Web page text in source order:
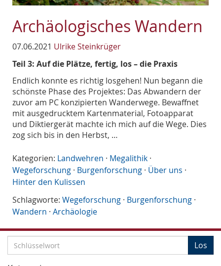
Archäologisches Wandern
07.06.2021 Ulrike Steinkrüger
Teil 3: Auf die Plätze, fertig, los – die Praxis
Endlich konnte es richtig losgehen! Nun begann die
schönste Phase des Projektes: Das Abwandern der
zuvor am PC konzipierten Wanderwege. Bewaffnet
mit ausgedrucktem Kartenmaterial, Fotoapparat
und Diktiergerät machte ich mich auf die Wege. Dies
zog sich bis in den Herbst, …
Kategorien: Landwehren · Megalithik ·
Wegeforschung · Burgenforschung · Über uns ·
Hinter den Kulissen
Schlagworte: Wegeforschung · Burgenforschung ·
Wandern · Archäologie
c
Los